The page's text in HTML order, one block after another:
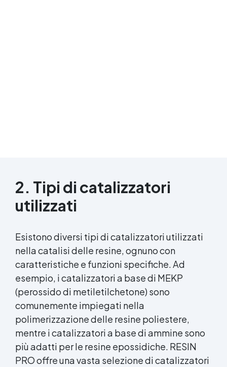
2. Tipi di catalizzatori
utilizzati
Esistono diversi tipi di catalizzatori utilizzati
nella catalisi delle resine, ognuno con
caratteristiche e funzioni specifiche. Ad
esempio, i catalizzatori a base di MEKP
(perossido di metiletilchetone) sono
comunemente impiegati nella
polimerizzazione delle resine poliestere,
mentre i catalizzatori a base di ammine sono
più adatti per le resine epossidiche. RESIN
PRO offre una vasta selezione di catalizzatori